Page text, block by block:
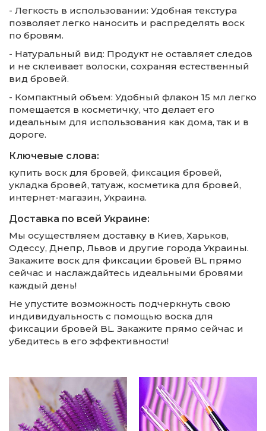
- Легкость в использовании: Удобная текстура
позволяет легко наносить и распределять воск
по бровям.
- Натуральный вид: Продукт не оставляет следов
и не склеивает волоски, сохраняя естественный
вид бровей.
- Компактный объем: Удобный флакон 15 мл легко
помещается в косметичку, что делает его
идеальным для использования как дома, так и в
дороге.
Ключевые слова:
купить воск для бровей, фиксация бровей,
укладка бровей, татуаж, косметика для бровей,
интернет-магазин, Украина.
Доставка по всей Украине:
Мы осуществляем доставку в Киев, Харьков,
Одессу, Днепр, Львов и другие города Украины.
Закажите воск для фиксации бровей BL прямо
сейчас и наслаждайтесь идеальными бровями
каждый день!
Не упустите возможность подчеркнуть свою
индивидуальность с помощью воска для
фиксации бровей BL. Закажите прямо сейчас и
убедитесь в его эффективности!